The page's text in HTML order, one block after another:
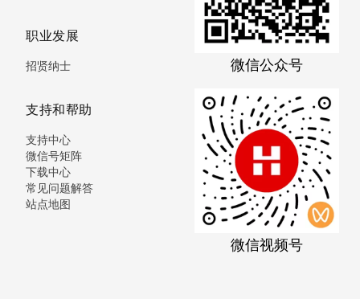
职业发展
招贤纳士
支持和帮助
支持中心
微信号矩阵
下载中心
常见问题解答
站点地图
微信公众号
微信视频号